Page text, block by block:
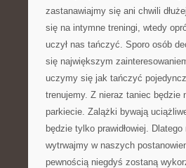
zastanawiajmy się ani chwili
się na intymne treningi, wtedy
uczył nas tańczyć. Sporo osób
się największym
uczymy się jak tańczyć
trenujemy. Z nieraz taniec będzie
parkiecie. Zalążki bywają
będzie tylko prawidłowiej.
wytrwajmy w naszych
pewnością niegdyś zostaną